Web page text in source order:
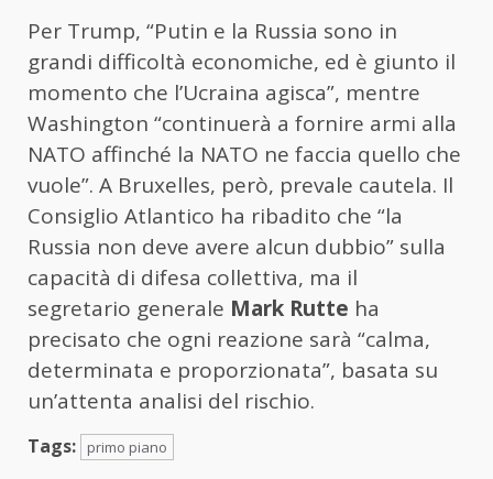
Per Trump, “Putin e la Russia sono in
grandi difficoltà economiche, ed è giunto il
momento che l’Ucraina agisca”, mentre
Washington “continuerà a fornire armi alla
NATO affinché la NATO ne faccia quello che
vuole”. A Bruxelles, però, prevale cautela. Il
Consiglio Atlantico ha ribadito che “la
Russia non deve avere alcun dubbio” sulla
capacità di difesa collettiva, ma il
segretario generale Mark Rutte ha
precisato che ogni reazione sarà “calma,
determinata e proporzionata”, basata su
un’attenta analisi del rischio.
Tags: primo piano